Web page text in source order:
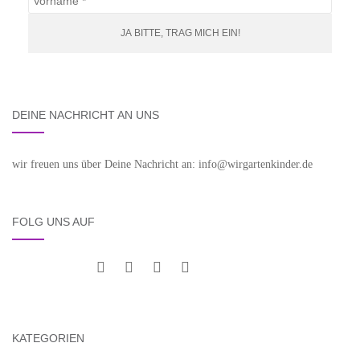
DEINE NACHRICHT AN UNS
wir freuen uns über Deine Nachricht an: info@wirgartenkinder.de
FOLG UNS AUF
KATEGORIEN